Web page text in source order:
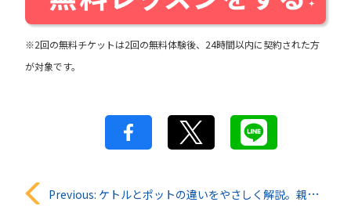
※2回の無料チケットは2回の無料体験後、24時間以内に契約された方
が対象です。
投 Previous: ケトルとポットの違いをやさしく解説。親子で学べる身近な英語ガイド